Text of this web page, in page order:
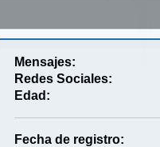
Mensajes:
Redes Sociales:
Edad:
Fecha de registro: